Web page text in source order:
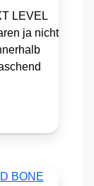
LEVEL
ja nicht